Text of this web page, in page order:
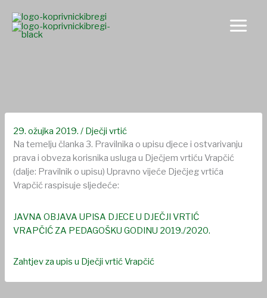
content
29. ožujka 2019./ Dječji vrtić
Na temelju članka 3. Pravilnika o upisu djece i ostvarivanju
prava i obveza korisnika usluga u Dječjem vrtiću Vrapčić
(dalje: Pravilnik o upisu) Upravno vijeće Dječjeg vrtića
Vrapčić raspisuje sljedeće:
JAVNA OBJAVA UPISA DJECE U DJEČJI VRTIĆ
VRAPČIĆ ZA PEDAGOŠKU GODINU 2019./2020.
Zahtjev za upis u Dječji vrtić Vrapčić